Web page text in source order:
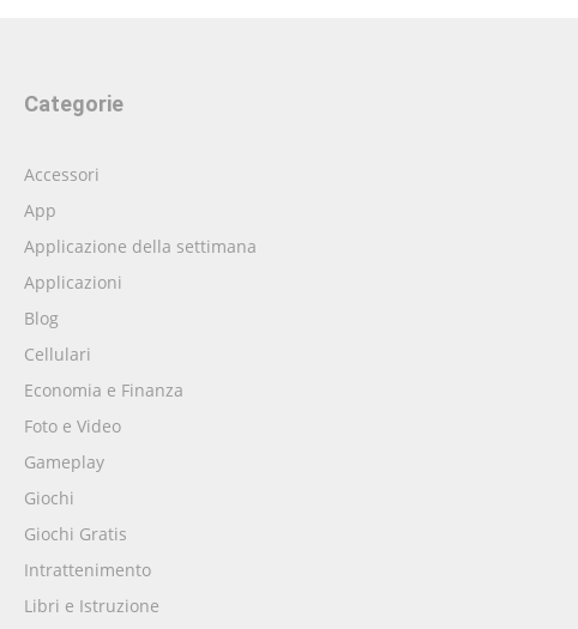
Categorie
Accessori
App
Applicazione della settimana
Applicazioni
Blog
Cellulari
Economia e Finanza
Foto e Video
Gameplay
Giochi
Giochi Gratis
Intrattenimento
Libri e Istruzione